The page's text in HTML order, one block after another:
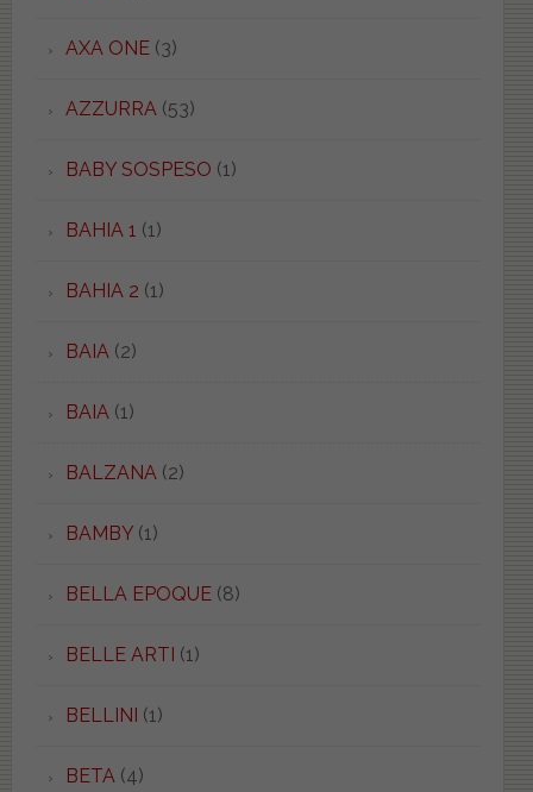
AXA ONE(3)
AZZURRA (53)
BABY SOSPESO (1)
BAHIA 1 (1)
BAHIA 2 (1)
BAIA (2)
BAIA (1)
BALZANA (2)
BAMBY(1)
BELLA EPOQUE(8)
BELLE ARTI (1)
BELLINI (1)
BETA (4)